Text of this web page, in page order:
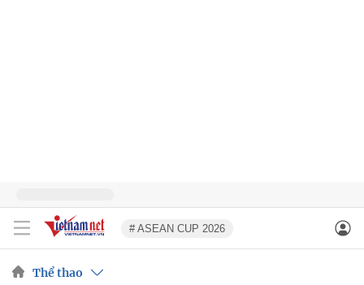
# ASEAN CUP 2026
Thể thao